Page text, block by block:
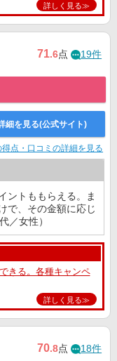
詳しく見る≫
71.6点 19件
細を見る(公式サイト)
得点・口コミの詳細を見る
ントももらえる。ま
で、その金額に応じ
／女性）
きる。各種キャンペ
詳しく見る≫
70.8点 18件